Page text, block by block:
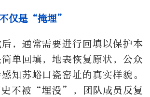
仅是“掩埋”
，通常需要进行回填以保护本
单回填，地表恢复原状，公众
知苏峪口瓷窑址的真实样貌。
史不被“埋没”，团队成员反复